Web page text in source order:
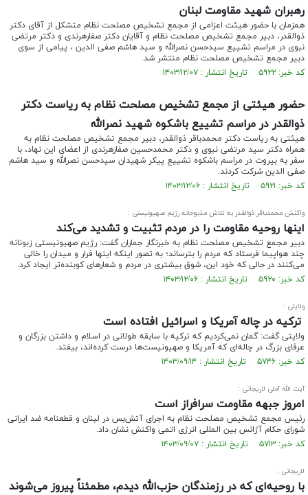
رهبران شهيد مقاومت لبنان
همزمان با حضور هیئت اعزامی از مجمع تشخیص مصلحت نظام متشکل از آقای دکتر
ذوالقدر، دبیر مجمع تشخیص مصلحت نظام و آقایان دکتر صفارهرندی و دکتر مرتضی
نبوی در مراسم تشییع سیدحسن نصرالله و سید هاشم صفی الدین ، پیامی از سوی
دبیر مجمع تشخیص مصلحت نظام منتشر شد.
کد خبر: ۵۹۲۲ تاریخ انتشار : ۱۴۰۳/۱۲/۰۷
حضور هیئتی از مجمع تشخیص مصلحت نظام به ریاست دکتر
ذوالقدر در مراسم تشییع باشکوه شهید نصرالله
هیئتی به ریاست دکتر محمدباقر ذوالقدر، دبیر مجمع تشخیص مصلحت نظام به
همراه دکتر سید مرتضی نبوی و دکتر محمدحسین صفارهرندی از اعضای این نهاد، با
سفر به بیروت در مراسم باشکوه تشییع پیکر شهیدان سیدحسن نصرالله و سید هاشم
صفی الدین شرکت کردند.
کد خبر: ۵۹۲۱ تاریخ انتشار : ۱۴۰۳/۱۲/۰۶
واکنش محمدباقر ذوالقدر به تلاش مذبوحانه رژیم صهیونیستی :
اینها روحیه مقاومت را در مردم تثبیت و تشدید می‌کند
دبیر مجمع تشخیص مصلحت نظام به خبرنگار جماران گفت: رژیم صهیونیستی زبونانه
چند هواپیما فرستاد که مردم را بترساند؛ به تصور اینکه اینها فرار و میدان را خالی
می‌کنند در حالی که خود این، شوق بیشتری در مردم و شعارهای کوبنده‌تر ایجاد کرد.
کد خبر: ۵۹۲۰ تاریخ انتشار : ۱۴۰۳/۱۲/۰۶
ولایتی :
ترکیه در چاله‌ آمریکا و اسرائیل افتاده است
ولایتی گفت: گمان نمی­‌کردیم که ترکیه با سابقه طولانی در اسلام و داشتن بزرگان و
عرفای بزرگ در چاله‌ای که آمریکا و صهیونیست‌ها درست کرده‌اند، بیفتد.
کد خبر: ۵۷۴۶ تاریخ انتشار : ۱۴۰۳/۰۹/۱۴
آیت الله آملی لاریجانی :
امروز جبهه مقاومت سرافراز است
رئیس مجمع تشخیص مصلحت نظام به اجرای آتش‌بس در لبنان و قطعنامه ضد ایرانی
شورای حکام آژانس بین المللی انرژی اتمی واکنش نشان داد.
کد خبر: ۵۷۱۳ تاریخ انتشار : ۱۴۰۳/۰۹/۰۷
لاریجانی :
با روحیه‌ای که در رزمندگان حزب‌الله دیدم، مطمئناً پیروز می‌شوند